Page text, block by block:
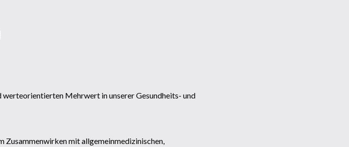
werteorientierten Mehrwert in unserer Gesundheits- und
Zusammenwirken mit allgemeinmedizinischen,